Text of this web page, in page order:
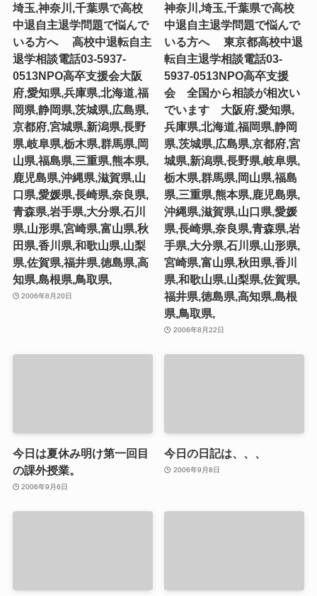
埼玉,神奈川,千葉県で高校
中退自主退学問題で悩んで
いる方へ 高校中退転自主
退学相談電話03-5937-
0513NPO高卒支援会大阪
府,愛知県,兵庫県,北海道,福
岡県,静岡県,茨城県,広島県,
京都府,宮城県,新潟県,長野
県,岐阜県,栃木県,群馬県,岡
山県,福島県,三重県,熊本県,
鹿児島県,沖縄県,滋賀県,山
口県,愛媛県,長崎県,奈良県,
青森県,岩手県,大分県,石川
県,山形県,宮崎県,富山県,秋
田県,香川県,和歌山県,山梨
県,佐賀県,福井県,徳島県,高
知県,島根県,鳥取県,
2006年8月20日
神奈川,埼玉,千葉県で高校
中退自主退学問題で悩んで
いる方へ 東京都高校中退
転自主退学相談電話03-
5937-0513NPO高卒支援
会 全国から相談が相次い
でいます 大阪府,愛知県,
兵庫県,北海道,福岡県,静岡
県,茨城県,広島県,京都府,宮
城県,新潟県,長野県,岐阜県,
栃木県,群馬県,岡山県,福島
県,三重県,熊本県,鹿児島県,
沖縄県,滋賀県,山口県,愛媛
県,長崎県,奈良県,青森県,岩
手県,大分県,石川県,山形県,
宮崎県,富山県,秋田県,香川
県,和歌山県,山梨県,佐賀県,
福井県,徳島県,高知県,島根
県,鳥取県,
2006年8月22日
今日は夏休み明け第一回目
の課外授業。
2006年9月6日
今日の日記は、、、
2006年9月8日